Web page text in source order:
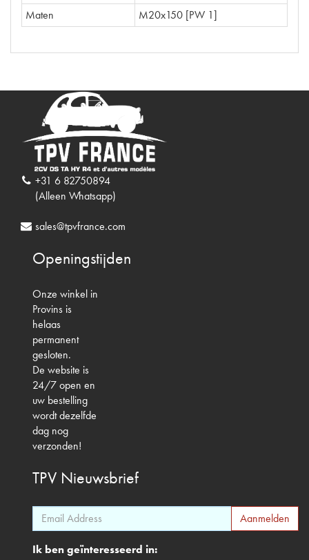
Maten
M20x150 [PW 1]
+31 6 82750894
(Alleen Whatsapp)
sales@tpvfrance.com
Openingstijden
Onze winkel in
Provins is
helaas
permanent
gesloten.
De website is
24/7 open en
uw bestelling
wordt dezelfde
dag nog
verzonden!
TPV Nieuwsbrief
Ik ben geïnteresseerd in: